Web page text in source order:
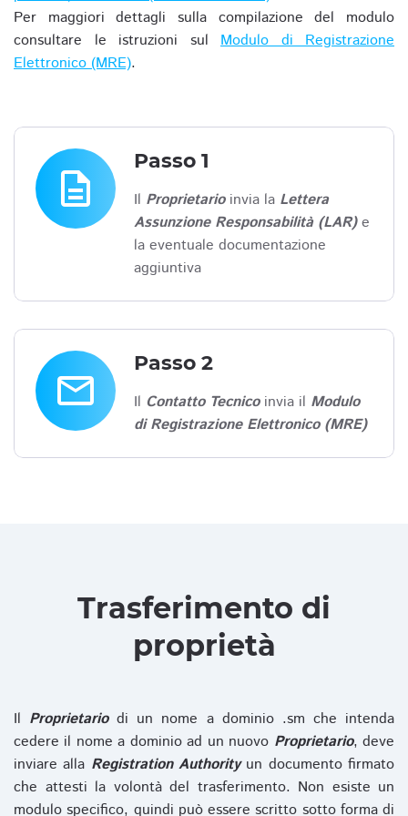
Per maggiori dettagli sulla compilazione del modulo
consultare le istruzioni sul Modulo di Registrazione
Elettronico (MRE).
description
Passo 1
Il Proprietarioinvia la Lettera
Assunzione Responsabilità (LAR)e
la eventuale documentazione
aggiuntiva
email
Passo 2
Il Contatto Tecnicoinvia il Modulo
di Registrazione Elettronico (MRE)
Trasferimento di
proprietà
Il Proprietariodi un nome a dominio .sm che intenda
cedere il nome a dominio ad un nuovo Proprietario, deve
inviare alla Registration Authorityun documento firmato
che attesti la volontà del trasferimento. Non esiste un
modulo specifico, quindi può essere scritto sotto forma di